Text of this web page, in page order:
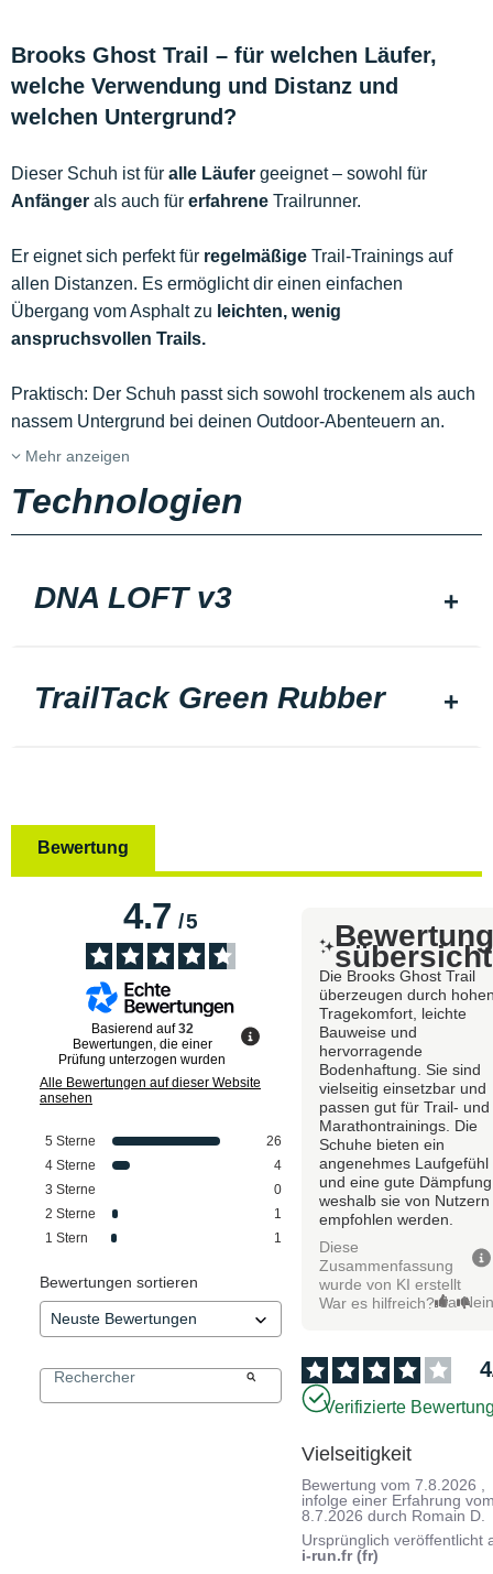
Brooks Ghost Trail – für welchen Läufer,
welche Verwendung und Distanz und
welchen Untergrund?
Dieser Schuh ist für alle Läufer geeignet – sowohl für
Anfänger als auch für erfahrene Trailrunner.
Er eignet sich perfekt für regelmäßige Trail-Trainings auf
allen Distanzen. Es ermöglicht dir einen einfachen
Übergang vom Asphalt zu leichten, wenig
anspruchsvollen Trails.
Praktisch: Der Schuh passt sich sowohl trockenem als auch
nassem Untergrund bei deinen Outdoor-Abenteuern an.
Mehr anzeigen
Technologien
DNA LOFT v3
TrailTack Green Rubber
Bewertung
4.7/5
Basierend auf32
Bewertungen, die einer
Prüfung unterzogen wurden
Alle Bewertungen auf dieser Website
ansehen
5 Sterne
26
4 Sterne
4
3 Sterne
0
2 Sterne
1
1 Stern 1
Bewertungen sortieren
sübersicht
Die Brooks Ghost Trail
überzeugen durch
Tragekomfort, leichte
Bauweise und
hervorragende
Bodenhaftung. Sie sind
vielseitig einsetzbar und
passen gut für Trail- und
Marathontrainings. Die
Schuhe bieten ein
angenehmes Laufgefühl
und eine gute
weshalb sie von Nutzern
empfohlen werden.
Diese
Zusammenfassung
wurde von KI erstellt
War es hilfreich? Ja
4
Verifizierte
Vielseitigkeit
Bewertung vom7.8.2026
infolge einer Erfahrung
8.7.2026 durch Romain D.
Ursprünglich veröffentlicht
i-run.fr (fr)